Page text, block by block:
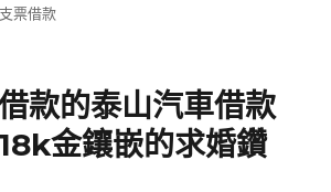
票借款
款的泰山汽車借款
金鑲嵌的求婚鑽